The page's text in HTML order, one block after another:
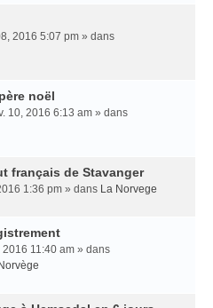
2016 5:07 pm » dans
noël
10, 2016 6:13 am » dans
français de Stavanger
1:36 pm » dans La Norvege
11:40 am » dans